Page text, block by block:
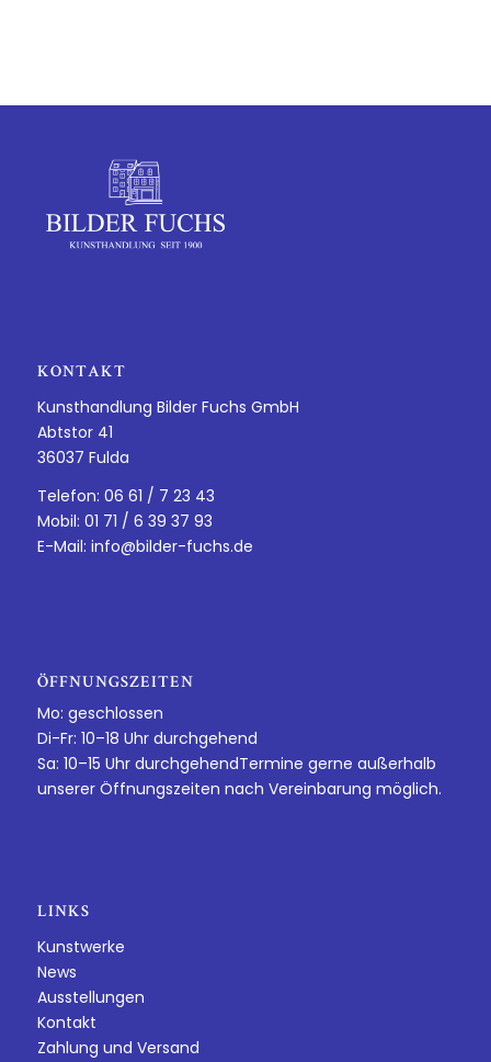
KONTAKT
Kunsthandlung Bilder Fuchs GmbH
Abtstor 41
36037 Fulda
Telefon: 06 61 / 7 23 43
Mobil: 01 71 / 6 39 37 93
E-Mail: info@bilder-fuchs.de
ÖFFNUNGSZEITEN
Mo: geschlossen
Di-Fr: 10–18 Uhr durchgehend
Sa: 10–15 Uhr durchgehendTermine gerne außerhalb
unserer Öffnungszeiten nach Vereinbarung möglich.
LINKS
Kunstwerke
News
Ausstellungen
Kontakt
Zahlung und Versand